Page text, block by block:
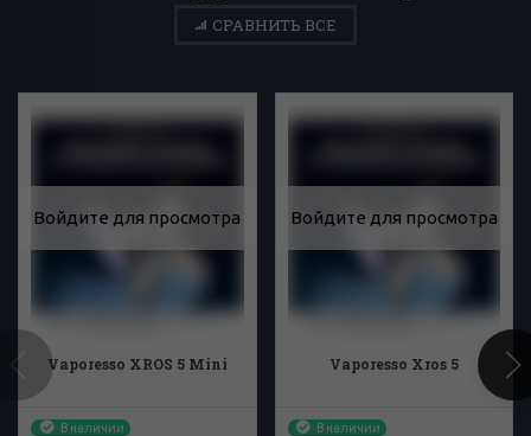
СРАВНИТЬ ВСЕ
Войдите для просмотра
Vaporesso XROS 5 Mini
В наличии
Войдите для просмотра
Vaporesso Xros 5
В наличии